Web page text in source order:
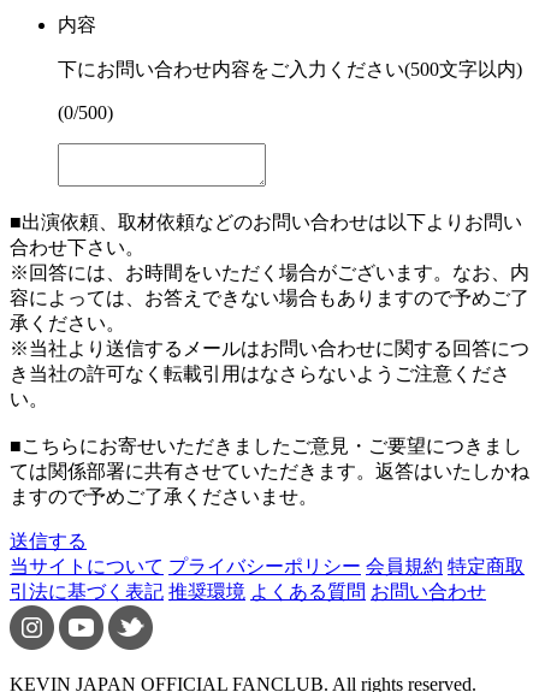
内容
下にお問い合わせ内容をご入力ください(500文字以内)
(0/500)
■出演依頼、取材依頼などのお問い合わせは以下よりお問い
合わせ下さい。
※回答には、お時間をいただく場合がございます。なお、内
容によっては、お答えできない場合もありますので予めご了
承ください。
※当社より送信するメールはお問い合わせに関する回答につ
き当社の許可なく転載引用はなさらないようご注意くださ
い。
■こちらにお寄せいただきましたご意見・ご要望につきまし
ては関係部署に共有させていただきます。返答はいたしかね
ますので予めご了承くださいませ。
送信する
当サイトについて プライバシーポリシー 会員規約 特定商取
引法に基づく表記 推奨環境 よくある質問 お問い合わせ
KEVIN JAPAN OFFICIAL FANCLUB. All rights reserved.